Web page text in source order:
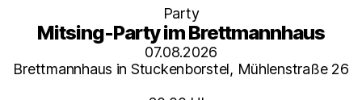
Party
Mitsing-Party im Brettmannhaus
07.08.2026
Brettmannhaus in Stuckenborstel, Mühlenstraße 26